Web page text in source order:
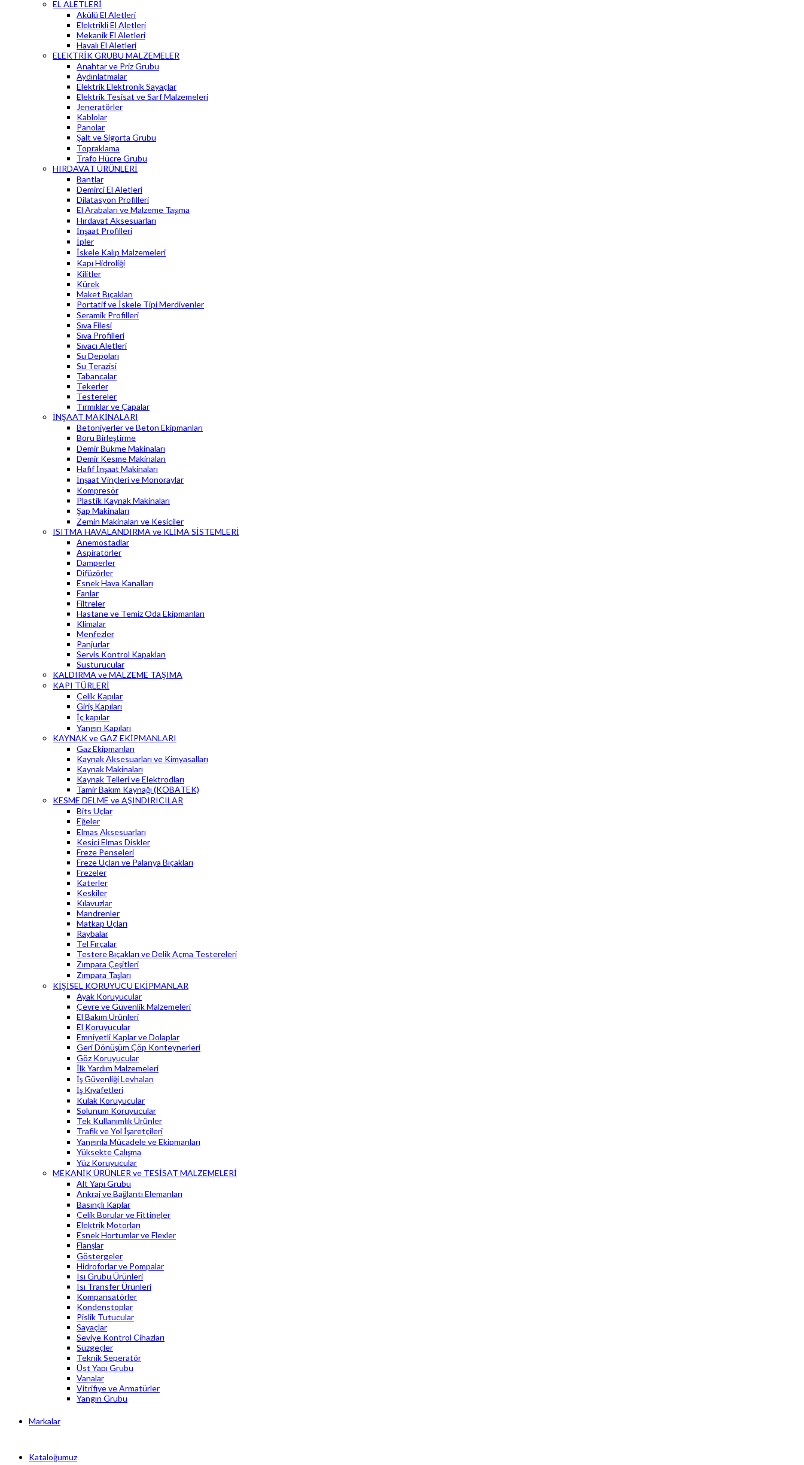
EL ALETLERİ
Akülü El Aletleri
Elektrikli El Aletleri
Mekanik El Aletleri
Havalı El Aletleri
ELEKTRİK GRUBU MALZEMELER
Anahtar ve Priz Grubu
Aydınlatmalar
Elektrik Elektronik Sayaçlar
Elektrik Tesisat ve Sarf Malzemeleri
Jeneratörler
Kablolar
Panolar
Şalt ve Sigorta Grubu
Topraklama
Trafo Hücre Grubu
HIRDAVAT ÜRÜNLERİ
Bantlar
Demirci El Aletleri
Dilatasyon Profilleri
El Arabaları ve Malzeme Taşıma
Hırdavat Aksesuarları
İnşaat Profilleri
İpler
İskele Kalıp Malzemeleri
Kapı Hidroliği
Kilitler
Kürek
Maket Bıçakları
Portatif ve İskele Tipi Merdivenler
Seramik Profilleri
Sıva Filesi
Sıva Profilleri
Sıvacı Aletleri
Su Depoları
Su Terazisi
Tabancalar
Tekerler
Testereler
Tırmıklar ve Çapalar
İNŞAAT MAKİNALARI
Betoniyerler ve Beton Ekipmanları
Boru Birleştirme
Demir Bükme Makinaları
Demir Kesme Makinaları
Hafif İnşaat Makinaları
İnşaat Vinçleri ve Monoraylar
Kompresör
Plastik Kaynak Makinaları
Şap Makinaları
Zemin Makinaları ve Kesiciler
ISITMA HAVALANDIRMA ve KLİMA SİSTEMLERİ
Anemostadlar
Aspiratörler
Damperler
Difüzörler
Esnek Hava Kanalları
Fanlar
Filtreler
Hastane ve Temiz Oda Ekipmanları
Klimalar
Menfezler
Panjurlar
Servis Kontrol Kapakları
Susturucular
KALDIRMA ve MALZEME TAŞIMA
KAPI TÜRLERİ
Çelik Kapılar
Giriş Kapıları
İç kapılar
Yangın Kapıları
KAYNAK ve GAZ EKİPMANLARI
Gaz Ekipmanları
Kaynak Aksesuarları ve Kimyasalları
Kaynak Makinaları
Kaynak Telleri ve Elektrodları
Tamir Bakım Kaynağı (KOBATEK)
KESME DELME ve AŞINDIRICILAR
Bits Uçlar
Eğeler
Elmas Aksesuarları
Kesici Elmas Diskler
Freze Penseleri
Freze Uçları ve Palanya Bıçakları
Frezeler
Katerler
Keskiler
Kılavuzlar
Mandrenler
Matkap Uçları
Raybalar
Tel Fırçalar
Testere Bıçakları ve Delik Açma Testereleri
Zımpara Çeşitleri
Zımpara Taşları
KİŞİSEL KORUYUCU EKİPMANLAR
Ayak Koruyucular
Çevre ve Güvenlik Malzemeleri
El Bakım Ürünleri
El Koruyucular
Emniyetli Kaplar ve Dolaplar
Geri Dönüşüm Çöp Konteynerleri
Göz Koruyucular
İlk Yardım Malzemeleri
İş Güvenliği Levhaları
İş Kıyafetleri
Kulak Koruyucular
Solunum Koruyucular
Tek Kullanımlık Ürünler
Trafik ve Yol İşaretçileri
Yangınla Mücadele ve Ekipmanları
Yüksekte Çalışma
Yüz Koruyucular
MEKANİK ÜRÜNLER ve TESİSAT MALZEMELERİ
Alt Yapı Grubu
Ankraj ve Bağlantı Elemanları
Basınçlı Kaplar
Çelik Borular ve Fittingler
Elektrik Motorları
Esnek Hortumlar ve Flexler
Flanşlar
Göstergeler
Hidroforlar ve Pompalar
Isı Grubu Ürünleri
Isı Transfer Ürünleri
Kompansatörler
Kondenstoplar
Pislik Tutucular
Sayaçlar
Seviye Kontrol Cihazları
Süzgeçler
Teknik Seperatör
Üst Yapı Grubu
Vanalar
Vitrifiye ve Armatürler
Yangın Grubu
Markalar
Kataloğumuz